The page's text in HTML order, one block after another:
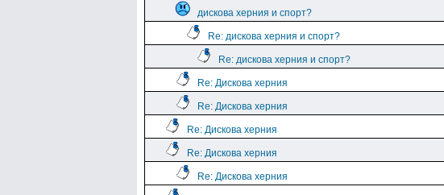
дискова херния и спорт?
Re: дискова херния и спорт?
Re: дискова херния и спорт?
Re: Дискова херния
Re: Дискова херния
Re: Дискова херния
Re: Дискова херния
Re: Дискова херния